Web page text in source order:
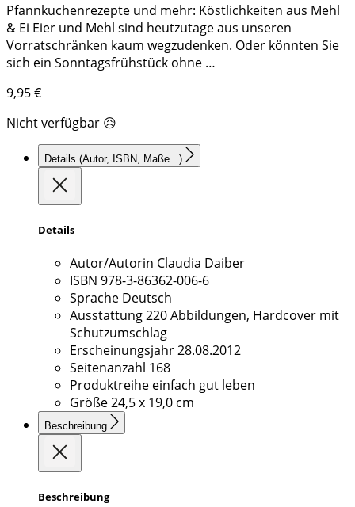
Pfannkuchenrezepte und mehr: Köstlichkeiten aus Mehl
& Ei Eier und Mehl sind heutzutage aus unseren
Vorratschränken kaum wegzudenken. Oder könnten Sie
sich ein Sonntagsfrühstück ohne …
9,95€
Nicht verfügbar 😥
Details (Autor, ISBN, Maße...)
Details
Autor/Autorin Claudia Daiber
ISBN 978-3-86362-006-6
Sprache Deutsch
Ausstattung220 Abbildungen, Hardcover mit
Schutzumschlag
Erscheinungsjahr28.08.2012
Seitenanzahl 168
Produktreihe einfach gut leben
Größe24,5 x 19,0 cm
Beschreibung
Beschreibung